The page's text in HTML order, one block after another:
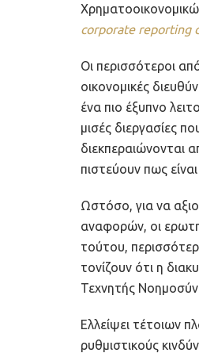
corporate reporting
Οι περισσότεροι
οικονομικές
ένα πιο έξυπνο
μισές διεργασίες
διεκπεραιώνονται
πιστεύουν πως
Ωστόσο, για να
αναφορών, οι
τούτου,
τονίζουν ότι η
Τεχνητής
Ελλείψει τέτοιων
ρυθμιστικούς